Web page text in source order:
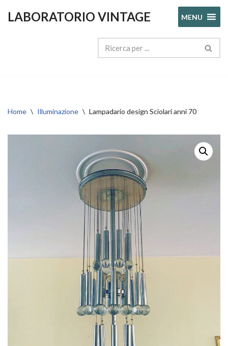
LABORATORIO VINTAGE MENU
Home \ Illuminazione \ Lampadario design Sciolari anni 70